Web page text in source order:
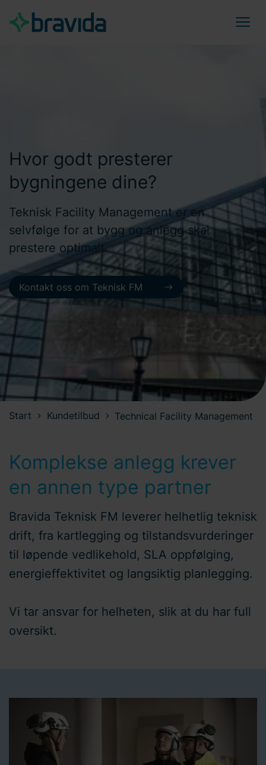
Hvor godt presterer
bygningene dine?
Teknisk Facility Management er en
selvfølge for at bygg og anlegg skal
prestere optimalt.
Kontakt oss om Teknisk FM
Start Kundetilbud Technical Facility Management
Komplekse anlegg krever
en annen type partner
Bravida Teknisk FM leverer helhetlig teknisk
drift, fra kartlegging og tilstandsvurderinger
til løpende vedlikehold, SLA oppfølging,
energieffektivitet og langsiktig planlegging.
Vi tar ansvar for helheten, slik at du har full
oversikt.